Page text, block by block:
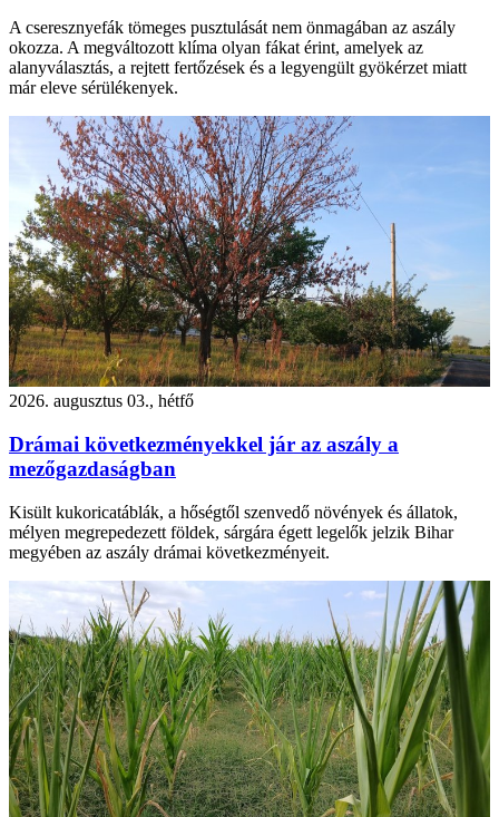
A cseresznyefák tömeges pusztulását nem önmagában az aszály
okozza. A megváltozott klíma olyan fákat érint, amelyek az
alanyválasztás, a rejtett fertőzések és a legyengült gyökérzet miatt
már eleve sérülékenyek.
2026. augusztus 03., hétfő
Drámai következményekkel jár az aszály a
mezőgazdaságban
Kisült kukoricatáblák, a hőségtől szenvedő növények és állatok,
mélyen megrepedezett földek, sárgára égett legelők jelzik Bihar
megyében az aszály drámai következményeit.